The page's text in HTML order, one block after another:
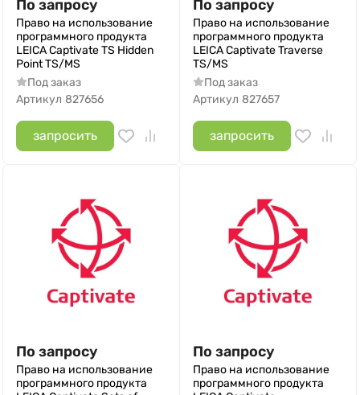
По запросу
Право на использование
программного продукта
LEICA Captivate TS Hidden
Point TS/MS
Под заказ
Артикул 827656
запросить
По запросу
Право на использование
программного продукта
LEICA Captivate Traverse
TS/MS
Под заказ
Артикул 827657
запросить
По запросу
Право на использование
программного продукта
По запросу
Право на использование
программного продукта